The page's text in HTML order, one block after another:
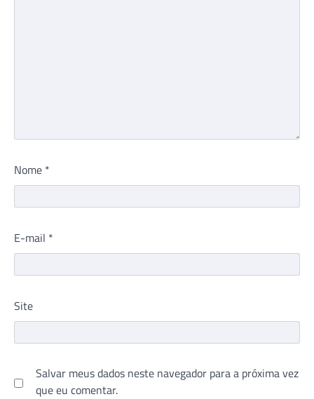
Nome *
E-mail *
Site
Salvar meus dados neste navegador para a próxima vez
que eu comentar.